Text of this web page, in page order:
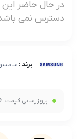
در حال حاضر
دسترس نمی
برند :
بروزرسانی قیمت: 6 ماه پیش